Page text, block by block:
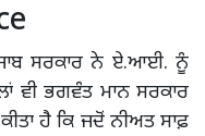
ਸਰਕਾਰ ਨੇ ਏ.ਆਈ. ਨੂੰ
ਵੀ ਭਗਵੰਤ ਮਾਨ ਸਰਕਾਰ
ਹੈ ਕਿ ਜਦੋਂ ਨੀਅਤ ਸਾਫ਼